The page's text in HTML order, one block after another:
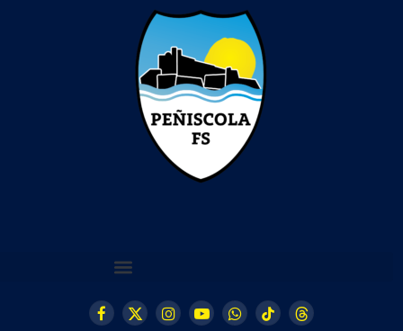
Facebook
X
Instagram
YouTubeWhatsApp
TikTokThreads